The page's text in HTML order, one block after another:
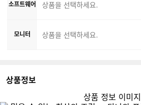
소프트웨어 상품을 선택하세요.
모니터 상품을 선택하세요.
상품정보